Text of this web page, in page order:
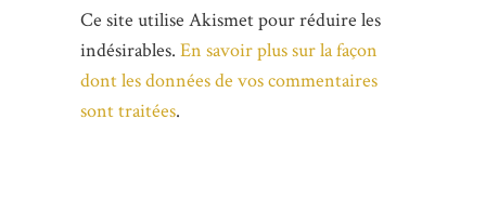
Ce site utilise Akismet pour réduire les
indésirables. En savoir plus sur la façon
dont les données de vos commentaires
sont traitées.